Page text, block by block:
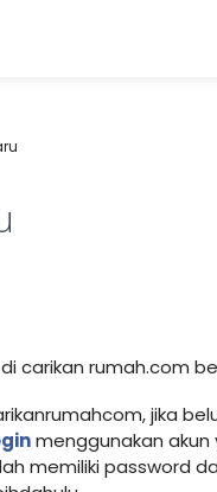
carikan rumah.com
jika
menggunakan akun
memiliki password